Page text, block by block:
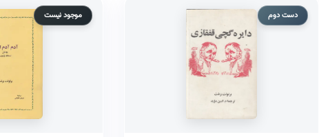
دست دوم موجود نیست